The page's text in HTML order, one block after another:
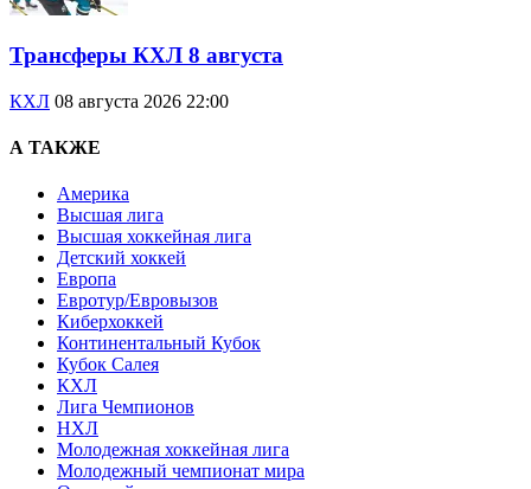
Трансферы КХЛ 8 августа
КХЛ 08 августа 2026 22:00
А ТАКЖЕ
Америка
Высшая лига
Высшая хоккейная лига
Детский хоккей
Европа
Евротур/Евровызов
Киберхоккей
Континентальный Кубок
Кубок Салея
КХЛ
Лига Чемпионов
НХЛ
Молодежная хоккейная лига
Молодежный чемпионат мира